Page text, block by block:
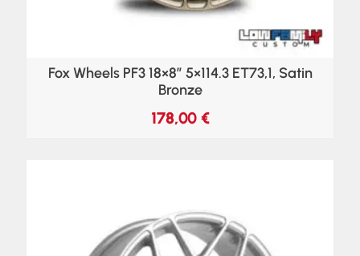
Fox Wheels PF3 18×8″ 5×114.3 ET73,1, Satin
Bronze
178,00 €